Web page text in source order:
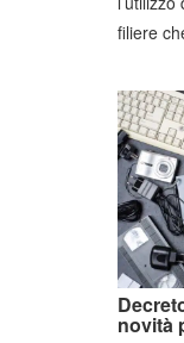
filiere
novità